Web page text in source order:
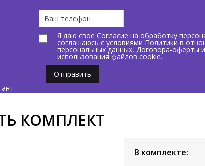
Я даю свое Согласие на обработку
соглашаюсь с условиями Политики в
персональных данных, Договора-оферты и
использования файлов cookie.
Отправить
КОМПЛЕКТ
В комплекте: